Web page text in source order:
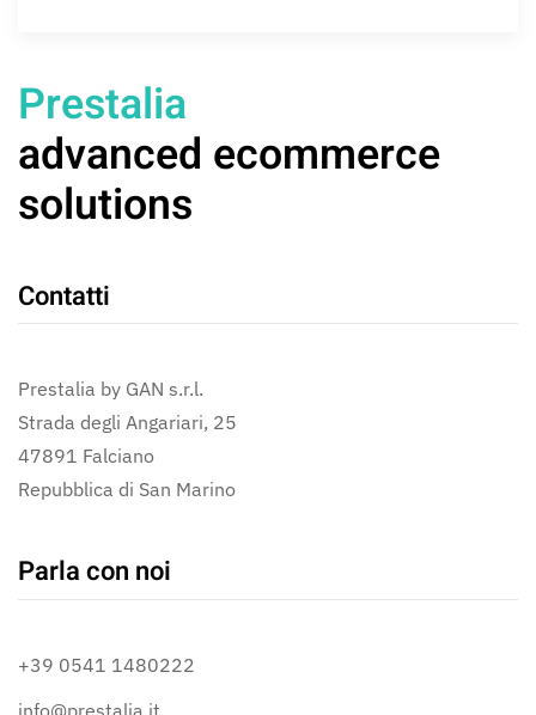
Prestalia
advanced ecommerce
solutions
Contatti
Prestalia by GAN s.r.l.
Strada degli Angariari, 25
47891 Falciano
Repubblica di San Marino
Parla con noi
+39 0541 1480222
info@prestalia.it